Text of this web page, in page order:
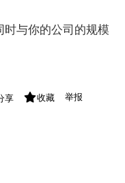
与你的公司的规模
享 收藏 举报